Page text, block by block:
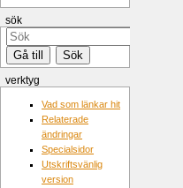
sök
verktyg
Vad som länkar hit
Relaterade
ändringar
Specialsidor
Utskriftsvänlig
version